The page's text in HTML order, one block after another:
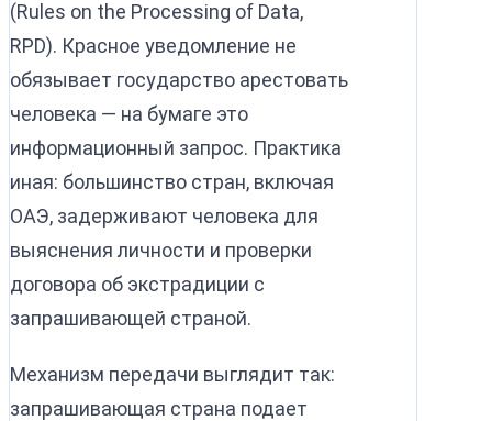
(Rules on the Processing of Data,
RPD). Красное уведомление не
обязывает государство арестовать
человека — на бумаге это
информационный запрос. Практика
иная: большинство стран, включая
ОАЭ, задерживают человека для
выяснения личности и проверки
договора об экстрадиции с
запрашивающей страной.
Механизм передачи выглядит так:
запрашивающая страна подает